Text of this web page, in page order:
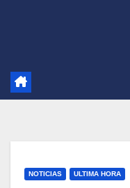
NOTICIAS ULTIMA HORA